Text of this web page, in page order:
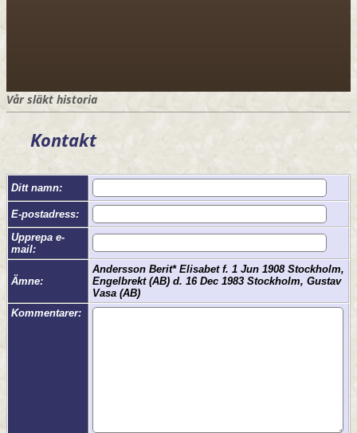
Vår släkt historia
Kontakt
Ditt namn:
E-postadress:
Upprepa e-
mail:
Ämne:
Andersson Berit* Elisabet f. 1 Jun 1908 Stockholm,
Engelbrekt (AB) d. 16 Dec 1983 Stockholm, Gustav
Vasa (AB)
Kommentarer: